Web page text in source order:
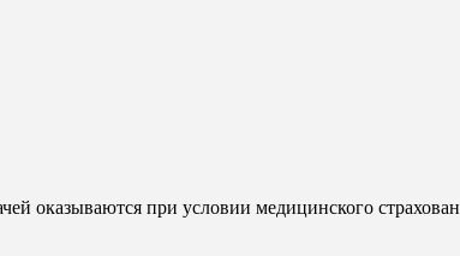
оказываются при условии медицинского